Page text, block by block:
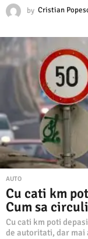
by Cristian
AUTO
Cu cati km
Cum sa
Cu cati km poti
de autoritati, dar mai